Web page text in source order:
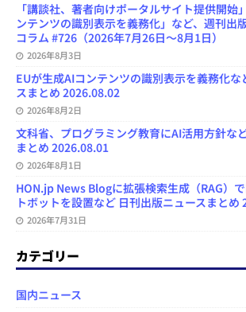
「講談社、著者向けポータルサイト提供開始
ンテンツの識別表示を義務化」など、週刊出
コラム #726（2026年7月26日～8月1日）
2026年8月3日
EUが生成AIコンテンツの識別表示を義務化な
スまとめ 2026.08.02
2026年8月2日
文科省、プログラミング教育にAI活用方針な
まとめ 2026.08.01
2026年8月1日
HON.jp News Blogに拡張検索生成（RAG）
トボットを設置など 日刊出版ニュースまとめ
2026年7月31日
カテゴリー
国内ニュース